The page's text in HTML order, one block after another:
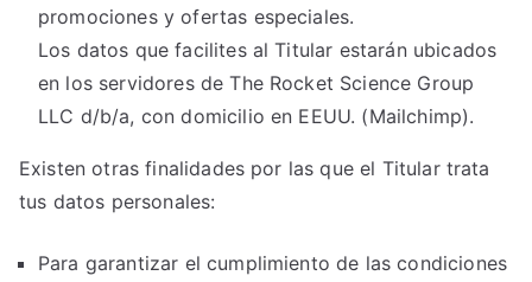
promociones y ofertas especiales.
Los datos que facilites al Titular estarán ubicados
en los servidores de The Rocket Science Group
LLC d/b/a, con domicilio en EEUU. (Mailchimp).
Existen otras finalidades por las que el Titular trata
tus datos personales:
Para garantizar el cumplimiento de las condiciones